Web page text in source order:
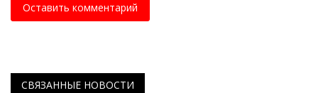
Оставить комментарий
СВЯЗАННЫЕ НОВОСТИ